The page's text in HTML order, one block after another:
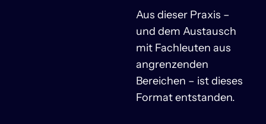
Aus dieser Praxis –
und dem Austausch
mit Fachleuten aus
angrenzenden
Bereichen – ist dieses
Format entstanden.